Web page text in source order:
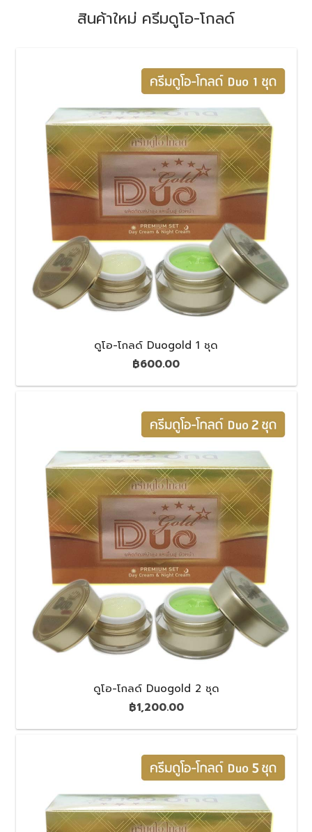
สินค้าใหม่ ครีมดูโอ-โกลด์
ดูโอ-โกลด์ Duogold 1 ชุด
฿600.00
ดูโอ-โกลด์ Duogold 2 ชุด
฿1,200.00